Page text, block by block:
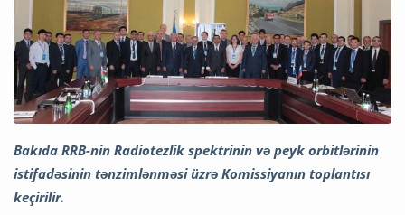
Bakıda RRB-nin Radiotezlik spektrinin və peyk orbitlərinin
istifadəsinin tənzimlənməsi üzrə Komissiyanın toplantısı
keçirilir.